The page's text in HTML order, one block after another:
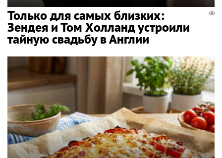
Только для самых близких:
Зендея и Том Холланд устроили
тайную свадьбу в Англии